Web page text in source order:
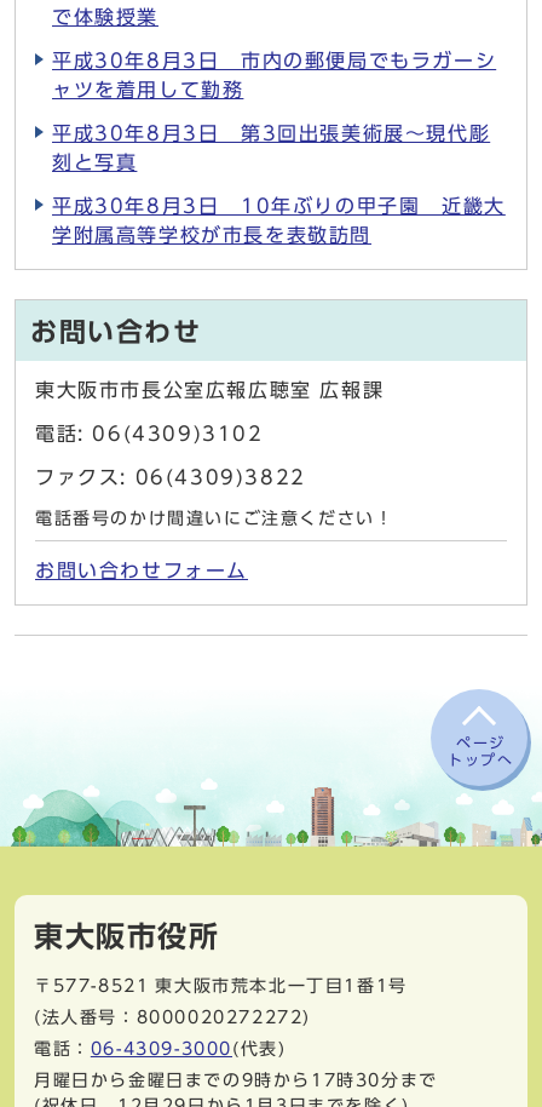
で体験授業
平成30年8月3日 市内の郵便局でもラガーシ
ャツを着用して勤務
平成30年8月3日 第3回出張美術展～現代彫
刻と写真
平成30年8月3日 10年ぶりの甲子園 近畿大
学附属高等学校が市長を表敬訪問
お問い合わせ
東大阪市市長公室広報広聴室 広報課
電話: 06(4309)3102
ファクス: 06(4309)3822
電話番号のかけ間違いにご注意ください！
お問い合わせフォーム
ページ
トップへ
東大阪市役所
〒577-8521
東大阪市荒本北一丁目1番1号
(法人番号：8000020272272)
電話： 06-4309-3000 (代表)
月曜日から金曜日までの9時から17時30分まで